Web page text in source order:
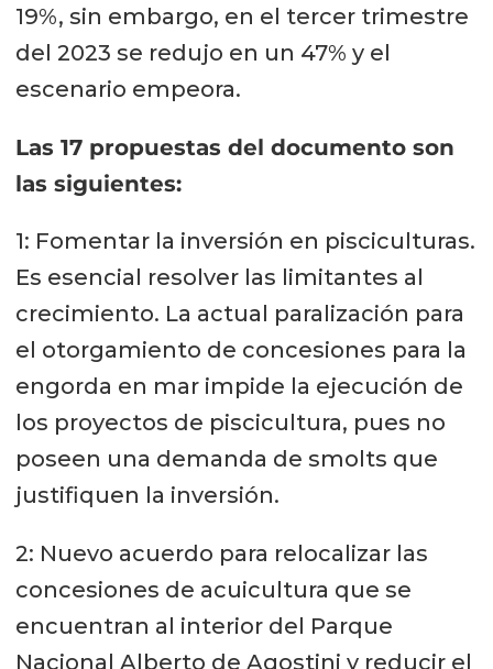
19%, sin embargo, en el tercer trimestre
del 2023 se redujo en un 47% y el
escenario empeora.
Las 17 propuestas del documento son
las siguientes:
1: Fomentar la inversión en pisciculturas.
Es esencial resolver las limitantes al
crecimiento. La actual paralización para
el otorgamiento de concesiones para la
engorda en mar impide la ejecución de
los proyectos de piscicultura, pues no
poseen una demanda de smolts que
justifiquen la inversión.
2: Nuevo acuerdo para relocalizar las
concesiones de acuicultura que se
encuentran al interior del Parque
Nacional Alberto de Agostini y reducir el